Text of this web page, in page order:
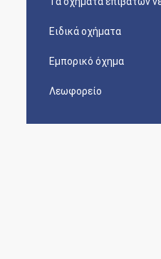
Ειδικά οχήματα
Εμπορικό όχημα
Λεωφορείο